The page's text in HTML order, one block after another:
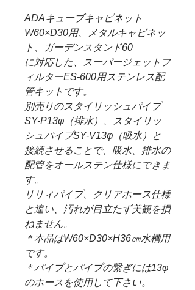
ADAキューブキャビネット
W60×D30用、メタルキャビネッ
ト、ガーデンスタンド60
に対応した、スーパージェットフ
ィルターES-600用ステンレス配
管キットです。
別売りのスタイリッシュパイプ
SY-P13φ（排水）、スタイリッ
シュパイプSY-V13φ（吸水）と
接続させることで、吸水、排水の
配管をオールステン仕様にできま
す。
リリィパイプ、クリアホース仕様
と違い、汚れが目立たず美観を損
ねません。
＊本品はW60×D30×H36㎝水槽用
です。
＊パイプとパイプの繋ぎには13φ
のホースを使用して下さい。